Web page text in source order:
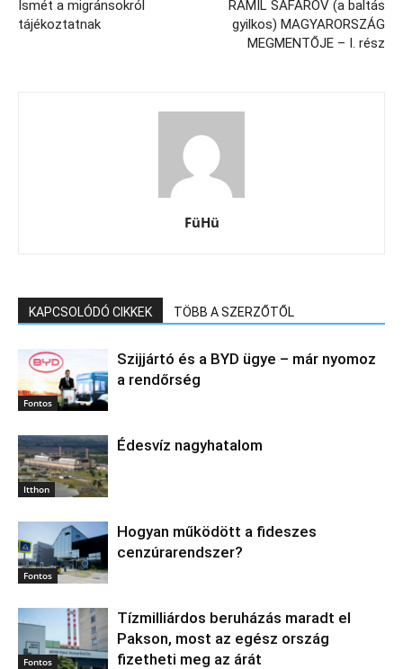
Ismét a migránsokról
tájékoztatnak
RAMIL SAFAROV (a baltás
gyilkos) MAGYARORSZÁG
MEGMENTŐJE – I. rész
FüHü
KAPCSOLÓDÓ CIKKEK TÖBB A SZERZŐTŐL
Fontos
Szijjártó és a BYD ügye – már nyomoz
a rendőrség
Itthon
Édesvíz nagyhatalom
Fontos
Hogyan működött a fideszes
cenzúrarendszer?
Fontos
Tízmilliárdos beruházás maradt el
Pakson, most az egész ország
fizetheti meg az árát